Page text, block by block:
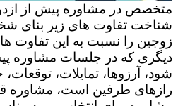
متخصص در مشاوره پیش از
شناخت تفاوت های زیر بنای
زوجین را نسبت به این تفاوت
دیگری که در جلسات مشاوره
شود، آرزوها، تمایلات،
رازهای طرفین است، مشاوره